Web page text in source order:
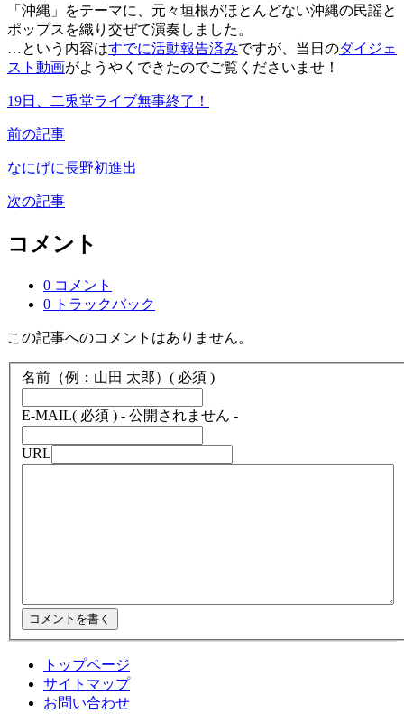
「沖縄」をテーマに、元々垣根がほとんどない沖縄の民謡と
ポップスを織り交ぜて演奏しました。
…という内容はすでに活動報告済みですが、当日のダイジェ
スト動画がようやくできたのでご覧くださいませ！
19日、二兎堂ライブ無事終了！
前の記事
なにげに長野初進出
次の記事
コメント
0 コメント
0 トラックバック
この記事へのコメントはありません。
名前（例：山田 太郎） ( 必須 )
E-MAIL( 必須 ) - 公開されません -
URL
トップページ
サイトマップ
お問い合わせ